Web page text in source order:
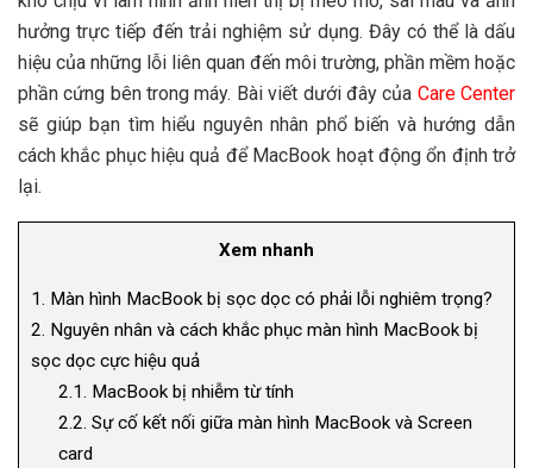
hưởng trực tiếp đến trải nghiệm sử dụng. Đây có thể là dấu
hiệu của những lỗi liên quan đến môi trường, phần mềm hoặc
phần cứng bên trong máy. Bài viết dưới đây của Care Center
sẽ giúp bạn tìm hiểu nguyên nhân phổ biến và hướng dẫn
cách khắc phục hiệu quả để MacBook hoạt động ổn định trở
lại.
Xem nhanh
1. Màn hình MacBook bị sọc dọc có phải lỗi nghiêm trọng?
2. Nguyên nhân và cách khắc phục màn hình MacBook bị
sọc dọc cực hiệu quả
2.1. MacBook bị nhiễm từ tính
2.2. Sự cố kết nối giữa màn hình MacBook và Screen
card